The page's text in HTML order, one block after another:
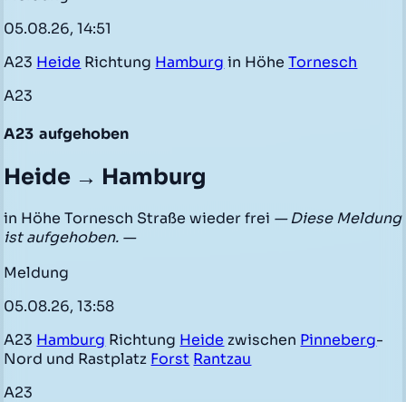
05.08.26, 14:51
A23 Heide Richtung Hamburg in HöheTornesch
A23
A23 aufgehoben
Heide → Hamburg
in Höhe Tornesch Straße wieder frei — Diese Meldung
ist aufgehoben. —
Meldung
05.08.26, 13:58
A23 Hamburg Richtung Heide zwischen Pinneberg-
Nord und Rastplatz Forst Rantzau
A23